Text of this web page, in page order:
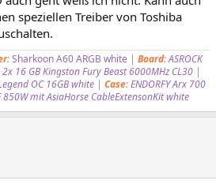
speziellen Treiber von Toshiba
:Sharkoon A60 ARGB white | Board:ASROCK
2x 16 GB Kingston Fury Beast 6000MHz CL30 |
OC 16GB white | Case:ENDORFY Arx 700
850Wmit AsiaHorse CableExtensonKit white